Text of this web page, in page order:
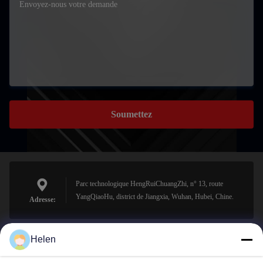
Soumettez
Adresse:
Parc technologique HengRuiChuangZhi, n° 13, route
YangQiaoHu, district de Jiangxia, Wuhan, Hubei, Chine.
sales@perfectlaser.net
Helen